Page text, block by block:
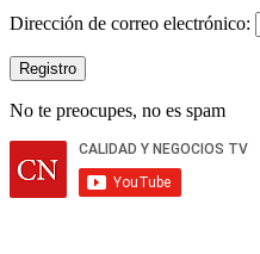
Dirección de correo electrónico:
No te preocupes, no es spam